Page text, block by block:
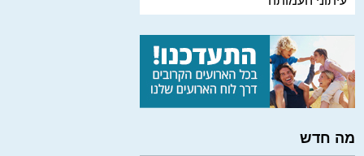
מה חדש